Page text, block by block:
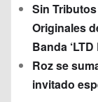
Sin
Originales
Banda ‘LTD
Roz se
invitado